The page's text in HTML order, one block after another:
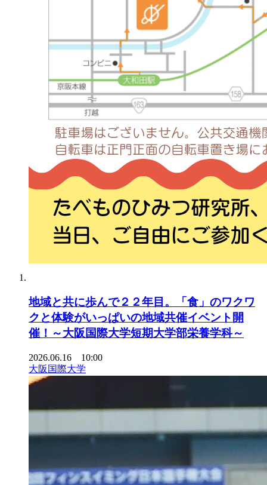
地域と共に歩んで２２年目。「食」のワクワ
クと体験がいっぱいの地域共催イベント開
催！～大阪国際大学短期大学部栄養学科～
2026.06.16 10:00
大阪国際大学